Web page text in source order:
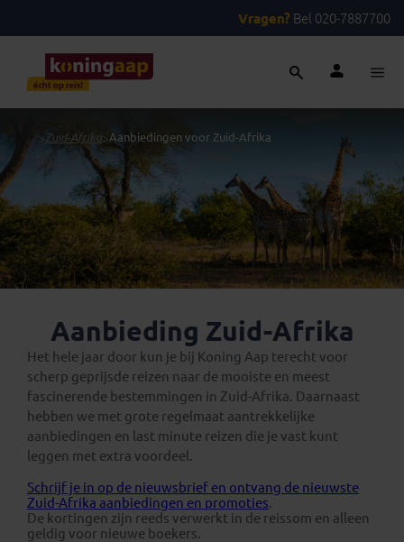
Vragen? Bel 020-7887700
>Zuid-Afrika>Aanbiedingen voor Zuid-Afrika
Aanbieding Zuid-Afrika
Het hele jaar door kun je bij Koning Aap terecht voor
scherp geprijsde reizen naar de mooiste en meest
fascinerende bestemmingen in Zuid-Afrika. Daarnaast
hebben we met grote regelmaat aantrekkelijke
aanbiedingen en last minute reizen die je vast kunt
leggen met extra voordeel.
Schrijf je in op de nieuwsbrief en ontvang de nieuwste
Zuid-Afrika aanbiedingen en promoties.
De kortingen zijn reeds verwerkt in de reissom en alleen
geldig voor nieuwe boekers.